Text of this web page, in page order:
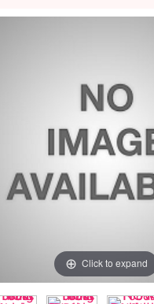
Click to expand